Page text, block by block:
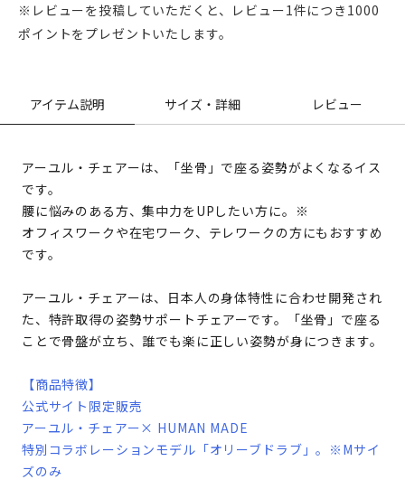
※レビューを投稿していただくと、レビュー1件につき1000
ポイントをプレゼントいたします。
アイテム説明 サイズ・詳細 レビュー
アーユル・チェアーは、「坐骨」で座る姿勢がよくなるイス
です。
腰に悩みのある方、集中力をUPしたい方に。※
オフィスワークや在宅ワーク、テレワークの方にもおすすめ
です。
アーユル・チェアーは、日本人の身体特性に合わせ開発され
た、特許取得の姿勢サポートチェアーです。「坐骨」で座る
ことで骨盤が立ち、誰でも楽に正しい姿勢が身につきます。
【商品特徴】
公式サイト限定販売
アーユル・チェアー× HUMAN MADE
特別コラボレーションモデル「オリーブドラブ」。※Mサイ
ズのみ